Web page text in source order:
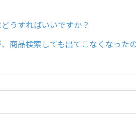
うすればいいですか？
商品検索しても出てこなくなった